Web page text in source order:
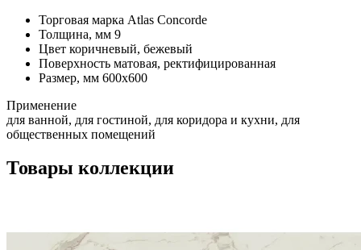
Торговая марка Atlas Concorde
Толщина, мм 9
Цвет коричневый, бежевый
Поверхность матовая, ректифицированная
Размер, мм 600x600
Применение
для ванной, для гостиной, для коридора и кухни, для
общественных помещений
Товары коллекции